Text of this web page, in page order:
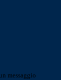
messaggio